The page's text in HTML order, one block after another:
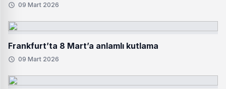
09 Mart 2026
Frankfurt’ta 8 Mart’a anlamlı kutlama
09 Mart 2026